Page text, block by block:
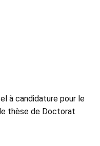
à candidature pour le
thèse de Doctorat